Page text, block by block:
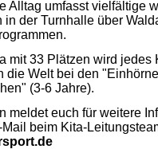
Alltag umfasst vielfältige
der Turnhalle über
mit 33 Plätzen wird
die Welt bei den
(3-6 Jahre).
meldet euch für weitere
beim Kita-